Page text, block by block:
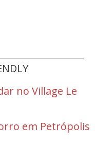
no Village Le
em Petrópolis